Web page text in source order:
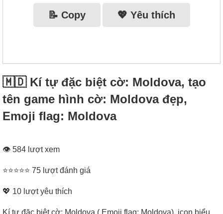
📝 Copy 💖 Yêu thích
🇲🇩 Kí tự đặc biệt cờ: Moldova, tạo
tên game hình cờ: Moldova đẹp,
Emoji flag: Moldova
👁 584 lượt xem
⭐⭐⭐⭐⭐ 75 lượt đánh giá
💖 10 lượt yêu thích